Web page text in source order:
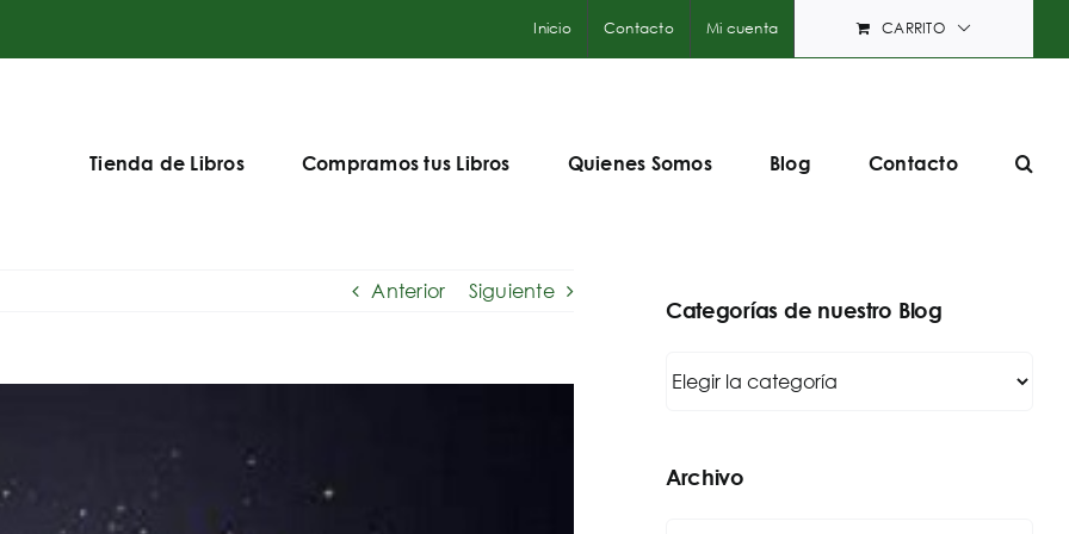
Inicio Contacto Mi cuenta CARRITO
Tienda de Libros Compramos tus Libros Quienes Somos Blog Contacto
Anterior Siguiente
Categorías de nuestro Blog
Archivo